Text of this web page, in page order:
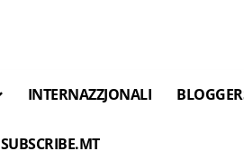
INTERNAZZJONALI
SUBSCRIBE.MT